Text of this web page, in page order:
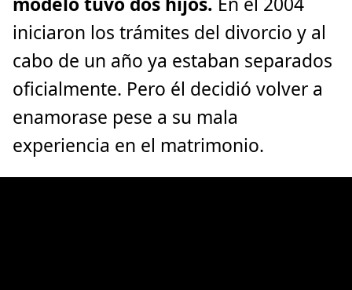
iniciaron los trámites del divorcio y al
cabo de un año ya estaban separados
oficialmente. Pero él decidió volver a
enamorase pese a su mala
experiencia en el matrimonio.